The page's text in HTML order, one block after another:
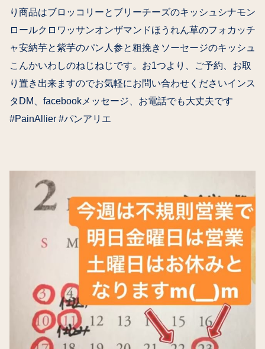
り商品はブロッコリーとブリーチーズのキッシュシナモン
ロールクロワッサンオンザマンドほうれん草のフォカッチ
ャ安納芋と紫芋のパン人参と粗挽きソーセージのキッシュ
こんかいわしのねじねじです。お1つより、ご予約、お取
り置き出来ますのでお気軽にお問い合わせくださいインス
タDM、facebookメッセージ、お電話でも大丈夫です
#PainAllier #パンアリエ